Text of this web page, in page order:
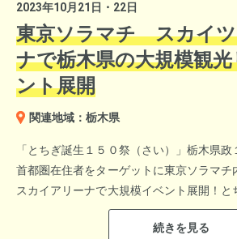
秋田県出身の新行アナ。サキホコレうちわ
2023年10月21日・22日
東京ソラマチ スカイ
ナで栃木県の大規模観
ント展開
関連地域：栃木県
「とちぎ誕生１５０祭（さい）」栃木県政
首都圏在住者をターゲットに東京ソラマチ
スカイアリーナで大規模イベント展開！と
自然、歴史・文化、体験アクティビティな
ツを有する栃木県の魅力を肌で感じること